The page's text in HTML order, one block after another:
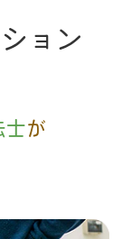
ョン
士が